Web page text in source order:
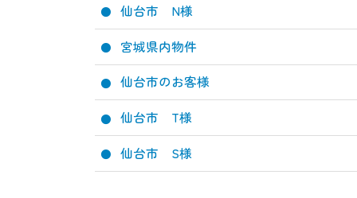
仙台市 N様
宮城県内物件
仙台市のお客様
仙台市 T様
仙台市 S様